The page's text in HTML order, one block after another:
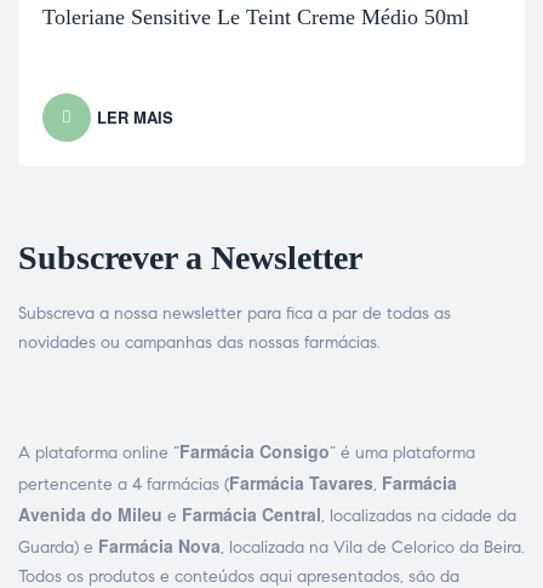
Toleriane Sensitive Le Teint Creme Médio 50ml
LER MAIS
Subscrever a Newsletter
Subscreva a nossa newsletter para fica a par de todas as
novidades ou campanhas das nossas farmácias.
A plataforma online “Farmácia Consigo” é uma plataforma
pertencente a 4 farmácias (Farmácia Tavares, Farmácia
Avenida do Mileu e Farmácia Central, localizadas na cidade da
Guarda) e Farmácia Nova, localizada na Vila de Celorico da Beira.
Todos os produtos e conteúdos aqui apresentados, são da